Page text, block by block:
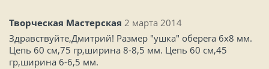
Творческая Мастерская 2 марта 2014
Здравствуйте,Дмитрий! Размер "ушка" оберега 6x8 мм.
Цепь 60 см,75 гр,ширина 8-8,5 мм. Цепь 60 см,45
гр,ширина 6-6,5 мм.